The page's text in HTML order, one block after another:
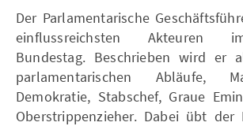
Der Parlamentarische
einflussreichsten Akteuren
Bundestag. Beschrieben wird er
parlamentarischen Abläufe,
Demokratie, Stabschef, Graue
Oberstrippenzieher. Dabei übt der